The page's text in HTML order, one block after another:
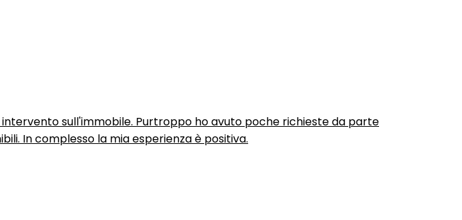
sull'immobile. Purtroppo ho avuto poche richieste da parte
In complesso la mia esperienza è positiva.